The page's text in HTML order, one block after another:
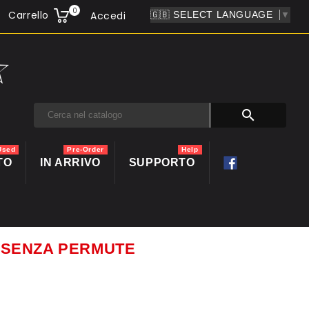
Carrello 0 ▼
Accedi

IN ARRIVO
Pre-Order
SUPPORTO
Help
PERMUTE